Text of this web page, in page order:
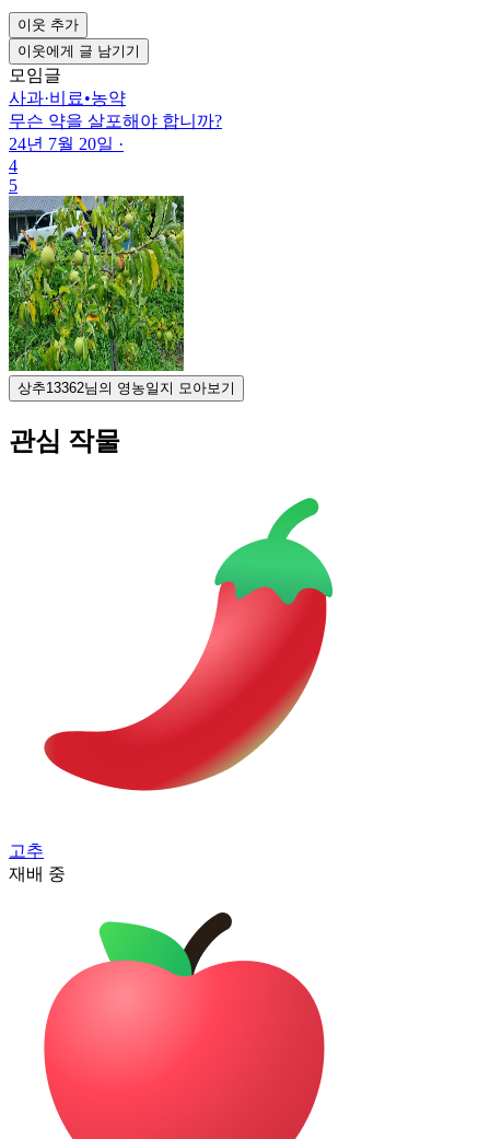
이웃 추가
이웃에게 글 남기기
모임글
사과·비료•농약
무슨 약을 살포해야 합니까?
24년 7월 20일 ·
4
5
상추13362님의 영농일지 모아보기
관심 작물
고추
재배 중